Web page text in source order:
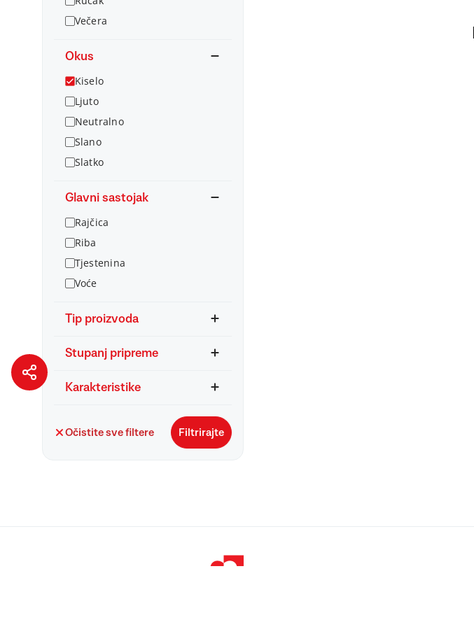
Večera
Okus
Kiselo
Ljuto
Neutralno
Slano
Slatko
Glavni sastojak
Rajčica
Riba
Tjestenina
Voće
Tip proizvoda
Stupanj pripreme
Karakteristike
Očistite sve filtere Filtrirajte